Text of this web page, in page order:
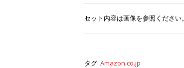
セット内容は画像を参照ください。
タグ: Amazon.co.jp